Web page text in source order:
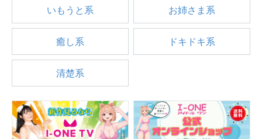
いもうと系 お姉さま系
癒し系 ドキドキ系
清楚系